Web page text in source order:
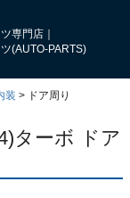
専門店｜
(AUTO-PARTS)
装 ドア周り
ターボ ドア